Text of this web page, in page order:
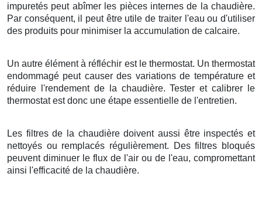
impuretés peut abîmer les pièces internes de la chaudière.
Par conséquent, il peut être utile de traiter l'eau ou d'utiliser
des produits pour minimiser la accumulation de calcaire.
Un autre élément à réfléchir est le thermostat. Un thermostat
endommagé peut causer des variations de température et
réduire l'rendement de la chaudière. Tester et calibrer le
thermostat est donc une étape essentielle de l'entretien.
Les filtres de la chaudière doivent aussi être inspectés et
nettoyés ou remplacés régulièrement. Des filtres bloqués
peuvent diminuer le flux de l'air ou de l'eau, compromettant
ainsi l'efficacité de la chaudière.